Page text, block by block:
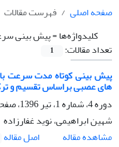
صفحه اصلی
فهرست مقالات
کلیدواژه‌ها =پیش بینی
تعداد مقالات:
1
پیش بینی کوتاه مدت سرعت
های عصبی براساس تقسیم و
دوره 4، شماره 1، تیر 1396، صفحه
شهین ابراهیمی، نوید غفارزاده
مشاهده مقاله
اصل مقاله